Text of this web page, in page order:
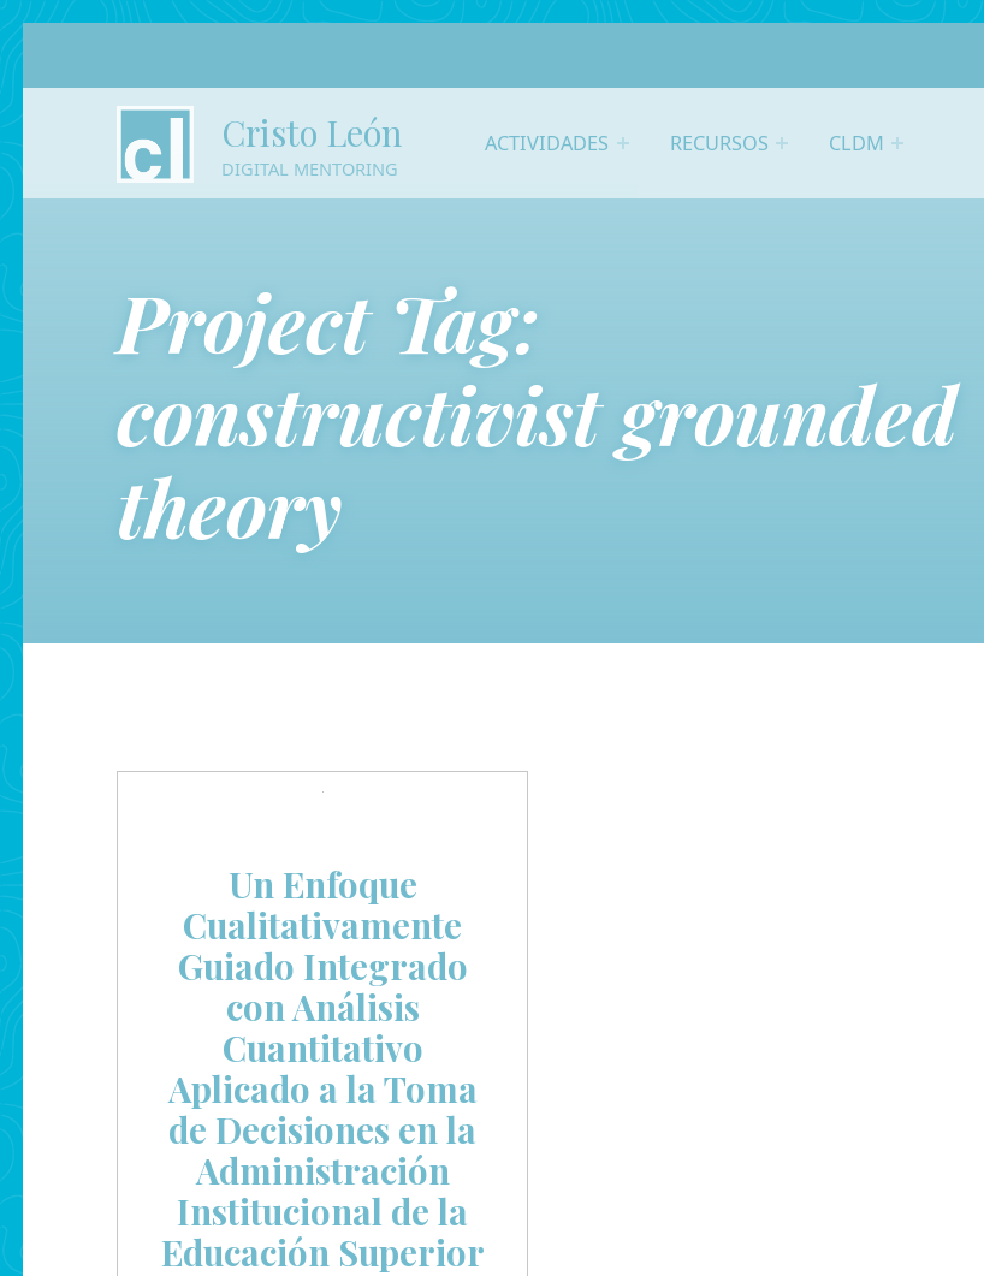
Cristo León
DIGITAL MENTORING
ACTIVIDADES RECURSOS CLDM
Project Tag:
constructivist grounded
theory
Un Enfoque
Cualitativamente
Guiado Integrado
con Análisis
Cuantitativo
Aplicado a la Toma
de Decisiones en la
Administración
Institucional de la
Educación Superior